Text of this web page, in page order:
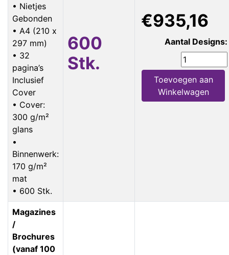
• Nietjes
Gebonden
• A4 (210 x
297 mm)
• 32
pagina’s
Inclusief
Cover
• Cover:
300 g/m²
glans
•
Binnenwerk:
170 g/m²
mat
• 600 Stk.
600
Stk.
€935,16
Aantal Designs:
Toevoegen aan
Winkelwagen
Magazines
/
Brochures
(vanaf 100